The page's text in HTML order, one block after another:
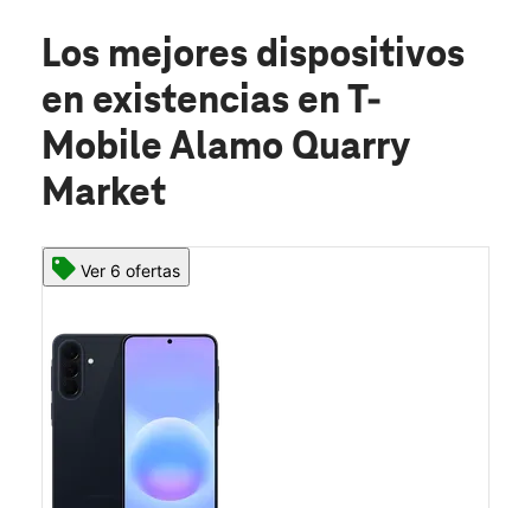
Los mejores dispositivos
en existencias en T-
Mobile Alamo Quarry
Market
Ver 6 ofertas